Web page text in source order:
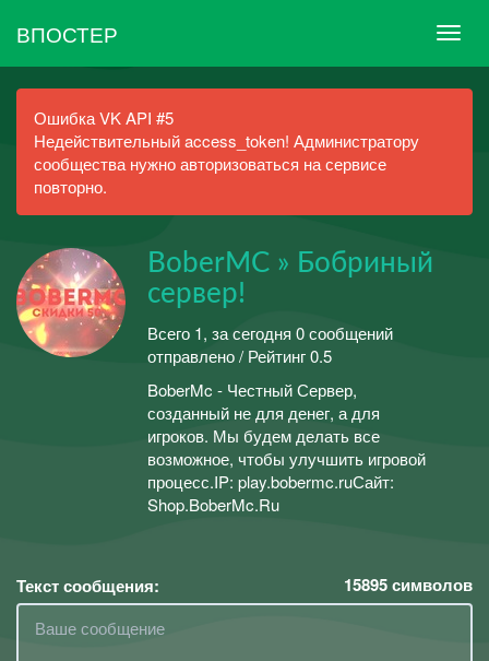
ВПОСТЕР
Ошибка VK API #5
Недействительный access_token! Администратору
сообщества нужно авторизоваться на сервисе
повторно.
BoberMC » Бобриный
сервер!
Всего 1, за сегодня 0 сообщений
отправлено / Рейтинг 0.5
BoberMc - Честный Сервер,
созданный не для денег, а для
игроков. Мы будем делать все
возможное, чтобы улучшить игровой
процесс.IP: play.bobermc.ruСайт:
Shop.BoberMc.Ru
Текст сообщения: 15895символов